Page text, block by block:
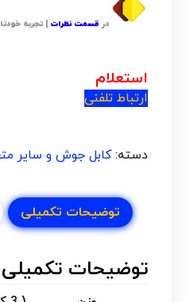
در قسمت نظرات| تجربه
استعلام
ارتباط تلفنی
دسته:کابل جوش و سایر
توضیحات تکمیلی
توضیحات تکمیلی